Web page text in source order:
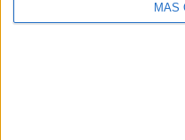
MÁS